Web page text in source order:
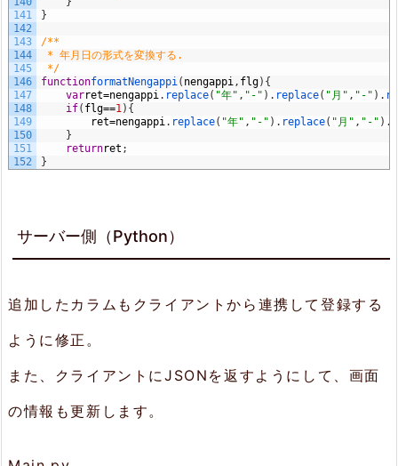
141
142
143
144
145
146
147
148
149
150
151
152
}
/**
* 年月日の形式を変換する.
*/
functionformatNengappi( nengappi, flg) {
varret=nengappi. replace( "年" , "-" ) . replace( "月" , "-" ) .
if( flg==1) {
ret=nengappi. replace( "年" , "-" ) . replace( "月" , "-" ) .
}
returnret ;
}
サーバー側（Python）
追加したカラムもクライアントから連携して登録する
ように修正。
また、クライアントにJSONを返すようにして、画面
の情報も更新します。